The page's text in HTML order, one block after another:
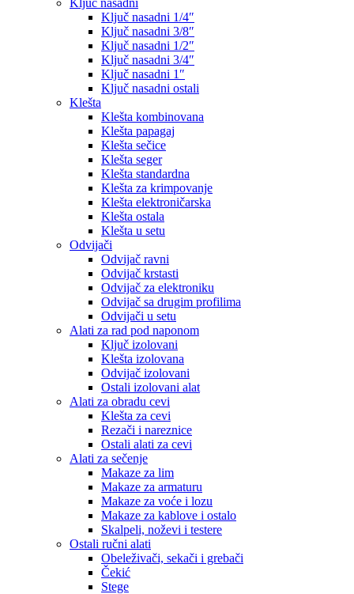
Ključ nasadni
Ključ nasadni 1/4″
Ključ nasadni 3/8″
Ključ nasadni 1/2″
Ključ nasadni 3/4″
Ključ nasadni 1″
Ključ nasadni ostali
Klešta
Klešta kombinovana
Klešta papagaj
Klešta sečice
Klešta seger
Klešta standardna
Klešta za krimpovanje
Klešta elektroničarska
Klešta ostala
Klešta u setu
Odvijači
Odvijač ravni
Odvijač krstasti
Odvijač za elektroniku
Odvijač sa drugim profilima
Odvijači u setu
Alati za rad pod naponom
Ključ izolovani
Klešta izolovana
Odvijač izolovani
Ostali izolovani alat
Alati za obradu cevi
Klešta za cevi
Rezači i nareznice
Ostali alati za cevi
Alati za sečenje
Makaze za lim
Makaze za armaturu
Makaze za voće i lozu
Makaze za kablove i ostalo
Skalpeli, noževi i testere
Ostali ručni alati
Obeleživači, sekači i grebači
Čekić
Stege